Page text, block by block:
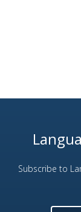
Subscribe to